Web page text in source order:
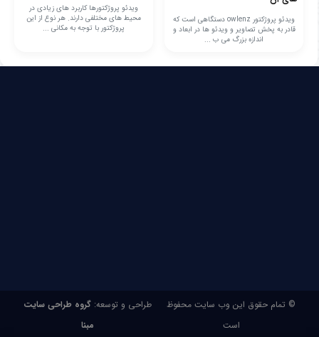
ویدئو پروژکتور owlenz دستگاهی است که
قادر به پخش تصاویر و ویدئو ها در ابعاد و
اندازه بزرگ می‌ ب ...
ویدئو پروژکتورها کاربرد های زیادی در
محیط های مختلفی دارند. هر نوع از این
پروژکتور با توجه به مکانی ...
© تمام حقوق این وب سایت محفوظ
است
طراحی و توسعه: گروه طراحی سایت
مبنا